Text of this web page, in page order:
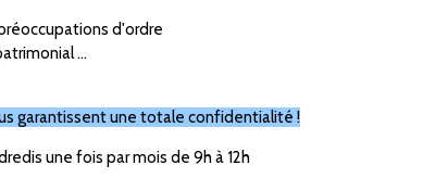
d'ordre
...
garantissent une totale confidentialité !
une fois par moisde 9h à 12h